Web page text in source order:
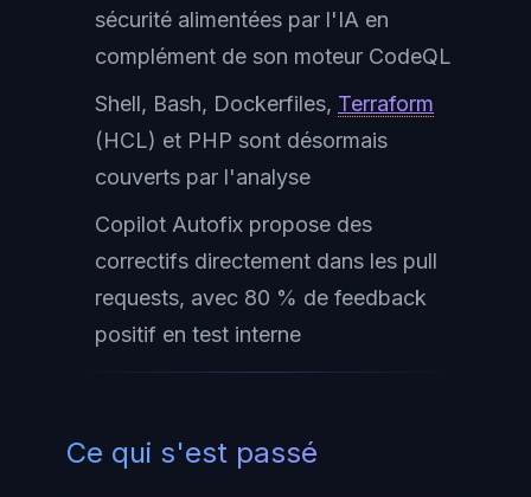
sécurité alimentées par l'IA en
complément de son moteur CodeQL
Shell, Bash, Dockerfiles, Terraform
(HCL) et PHP sont désormais
couverts par l'analyse
Copilot Autofix propose des
correctifs directement dans les pull
requests, avec 80 % de feedback
positif en test interne
Ce qui s'est passé